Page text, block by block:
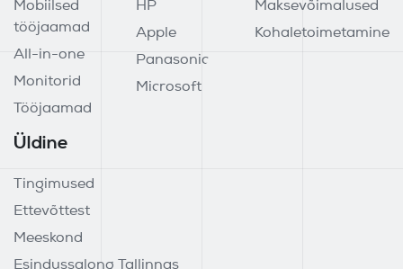
Mobiilsed
tööjaamad
All-in-one
Monitorid
Tööjaamad
HP
Apple
Panasonic
Microsoft
Maksevõimalused
Kohaletoimetamine
Üldine
Tingimused
Ettevõttest
Meeskond
Esindussalong Tallinnas